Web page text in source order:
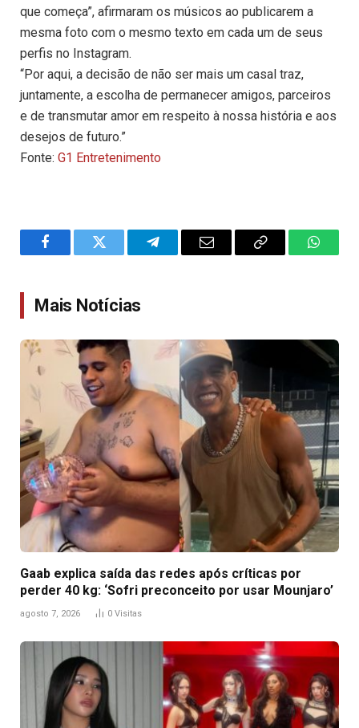
que começa”, afirmaram os músicos ao publicarem a
mesma foto com o mesmo texto em cada um de seus
perfis no Instagram.
“Por aqui, a decisão de não ser mais um casal traz,
juntamente, a escolha de permanecer amigos, parceiros
e de transmutar amor em respeito à nossa história e aos
desejos de futuro.”
Fonte: G1 Entretenimento
FacebookTwitter TelegramEmail
Copy
Mais Notícias
Gaab explica saída das redes após críticas por
perder 40 kg: ‘Sofri preconceito por usar Mounjaro’
agosto 7, 2026 0 Visitas